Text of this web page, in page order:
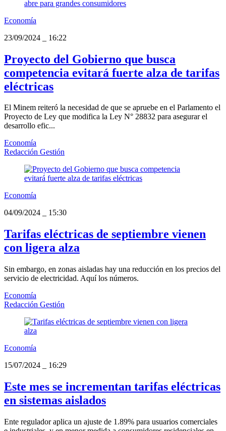
Economía
23/09/2024
16:22
Proyecto del Gobierno que busca
competencia evitará fuerte alza de tarifas
eléctricas
El Minem reiteró la necesidad de que se apruebe en el Parlamento el
Proyecto de Ley que modifica la Ley N° 28832 para asegurar el
desarrollo efic...
Economía
Redacción Gestión
Economía
04/09/2024
15:30
Tarifas eléctricas de septiembre vienen
con ligera alza
Sin embargo, en zonas aisladas hay una reducción en los precios del
servicio de electricidad. Aquí los números.
Economía
Redacción Gestión
Economía
15/07/2024
16:29
Este mes se incrementan tarifas eléctricas
en sistemas aislados
Ente regulador aplica un ajuste de 1.89% para usuarios comerciales